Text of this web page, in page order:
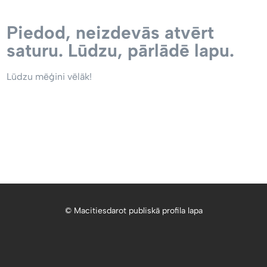
Piedod, neizdevās atvērt
saturu. Lūdzu, pārlādē lapu.
Lūdzu mēģini vēlāk!
© Macitiesdarot publiskā profila lapa